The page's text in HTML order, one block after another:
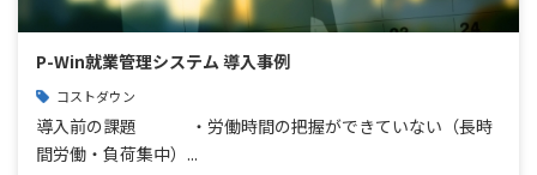
P-Win就業管理システム 導入事例
コストダウン
導入前の課題 ・労働時間の把握ができていない（長時
間労働・負荷集中）...